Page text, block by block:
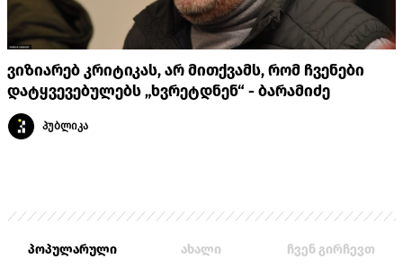
ვიზიარებ კრიტიკას, არ მითქვამს, რომ ჩვენები
დატყვევებულებს „ხვრეტდნენ“ - ბარამიძე
პუბლიკა
პოპულარული ახალი ჩვენ გირჩევთ